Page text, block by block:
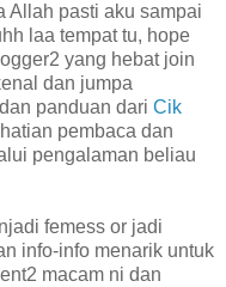
Allah pasti aku sampai
laa tempat tu, hope
yang hebat join
dan jumpa
panduan dari Cik
pembaca dan
pengalaman beliau
femess or jadi
info-info menarik untuk
macam ni dan